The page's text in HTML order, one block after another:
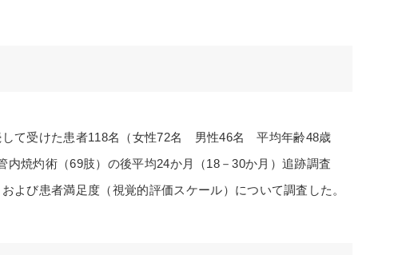
して受けた患者118名（女性72名 男性46名 平均年齢48歳
内焼灼術（69肢）の後平均24か月（18－30か月）追跡調査
よび患者満足度（視覚的評価スケール）について調査した。